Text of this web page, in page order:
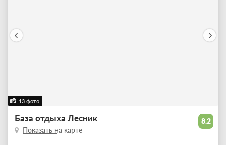
13 фото
8.2
База отдыха Лесник
Показать на карте